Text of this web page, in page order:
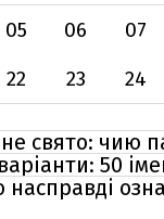
05 06 07
22 23 24
свято: чию
50